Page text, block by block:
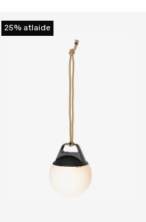
25% atlaide